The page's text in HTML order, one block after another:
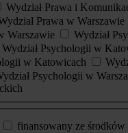
Wydział Prawa i
Prawa w Warszawie
Warszawie
Wydział
Wydział Psychologii w
w Katowicach
Psychologii w
finansowany ze środków